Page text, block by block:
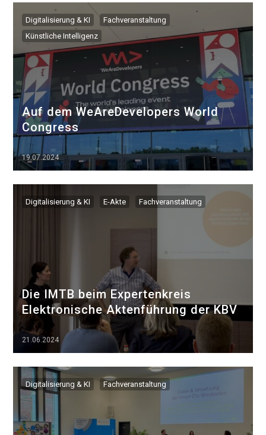
Digitalisierung & KI
Fachveranstaltung
Künstliche Intelligenz
Auf dem WeAreDevelopers World
Congress
19.07.2024
Digitalisierung & KI E-Akte Fachveranstaltung
Die IMTB beim Expertenkreis
Elektronische Aktenführung der KBV
21.06.2024
▷▷▷
Digitalisierung & KI Fachveranstaltung